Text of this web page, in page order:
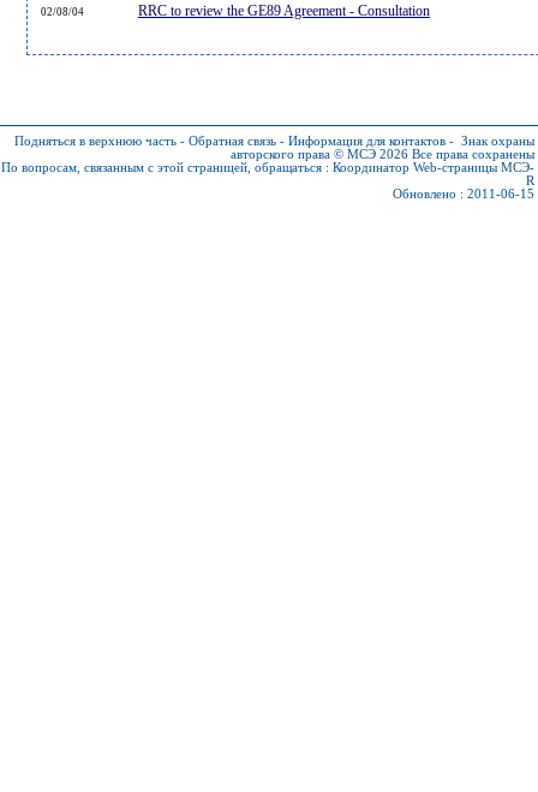
02/08/04 RRC to review the GE89 Agreement - Consultation
Подняться в верхнюю часть - Обратная связь - Информация для контактов - Знак охраны
авторского права © МСЭ 2026 Все права сохранены
По вопросам, связанным с этой страницей, обращаться : Координатор Web-страницы МСЭ-
R
Обновлено : 2011-06-15